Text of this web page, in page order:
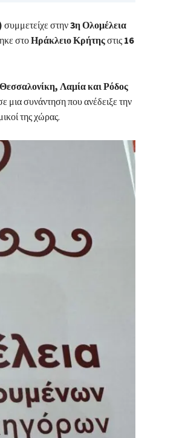
συμμετείχε στην3η Ολομέλεια
στοΗράκλειο Κρήτηςστις 16
Λαμία και Ρόδος
μια συνάντηση που ανέδειξε την
της χώρας.